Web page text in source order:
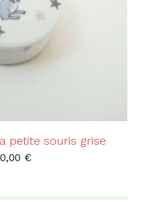
/ DÉTAILS
petite souris grise
€